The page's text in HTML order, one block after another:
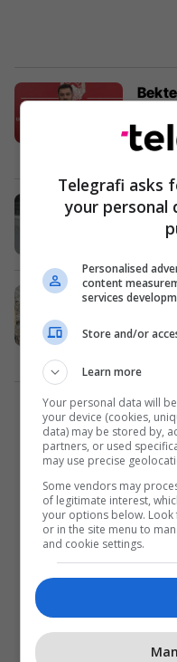
Rritet
Telegrafi asks
your
Personalised
content
services
Store and/or
Learn more
Your personal data will
your device (cookies,
data) may be stored by,
partners, or used
may use precise
Some vendors may
of legitimate interest,
your options below.
or in the site menu to
and cookie settings.